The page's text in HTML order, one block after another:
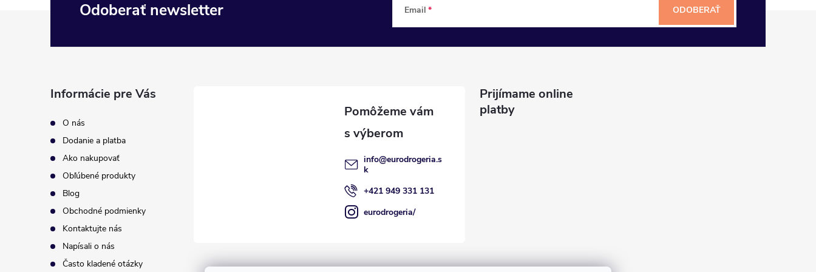
i
p
v
k
y
v
ý
p
n
Odoberať newsletter Email ODOBERAŤ
Informácie pre Vás
O nás
Dodanie a platba
Ako nakupovať
Obľúbené produkty
Blog
Obchodné podmienky
Kontaktujte nás
Napísali o nás
Často kladené otázky
info@eurodrogeria.s
k
+421 949 331 131
eurodrogeria/
Prijímame online
platby